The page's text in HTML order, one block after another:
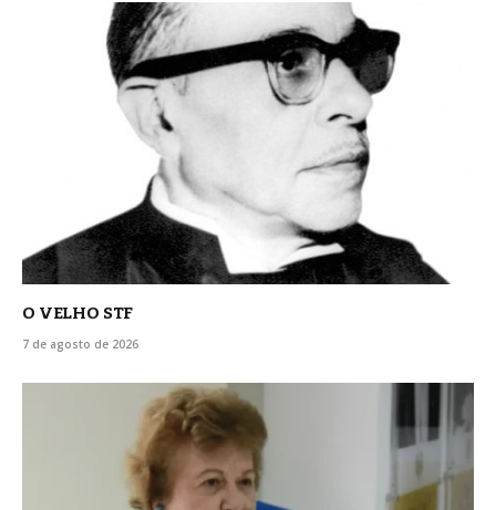
O VELHO STF
7 de agosto de 2026